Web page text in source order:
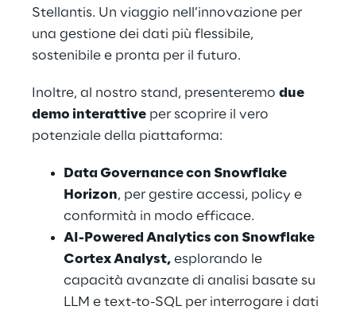
Stellantis. Un viaggio nell’innovazione per
una gestione dei dati più flessibile,
sostenibile e pronta per il futuro.
Inoltre, al nostro stand, presenteremo due
demo interattive per scoprire il vero
potenziale della piattaforma:
Data Governance con Snowflake
Horizon, per gestire accessi, policy e
conformità in modo efficace.
AI-Powered Analytics con Snowflake
Cortex Analyst, esplorando le
capacità avanzate di analisi basate su
LLM e text-to-SQL per interrogare i dati